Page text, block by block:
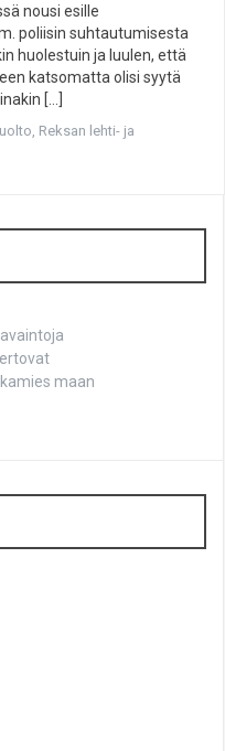
nousi esille
poliisin suhtautumisesta
huolestuin ja luulen, että
katsomatta olisi syytä
[…]
, Reksan lehti- ja
maan